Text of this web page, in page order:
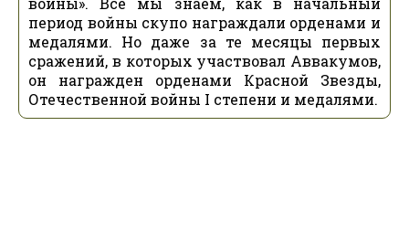
период войны скупо награждали орденами и
медалями. Но даже за те месяцы первых
сражений, в которых участвовал Аввакумов,
он награжден орденами Красной Звезды,
Отечественной войны I степени и медалями.